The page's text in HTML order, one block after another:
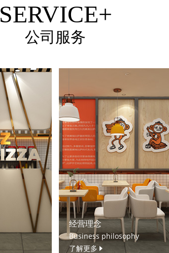
SERVICE+
公司服务
经营理念
Business philosophy
了解更多